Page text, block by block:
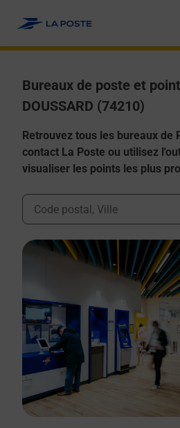
Bureaux de poste et
DOUSSARD (74210)
Retrouvez tous les bureaux de
contact La Poste ou utilisez
visualiser les points les plus
Ville, Département, Code Postal